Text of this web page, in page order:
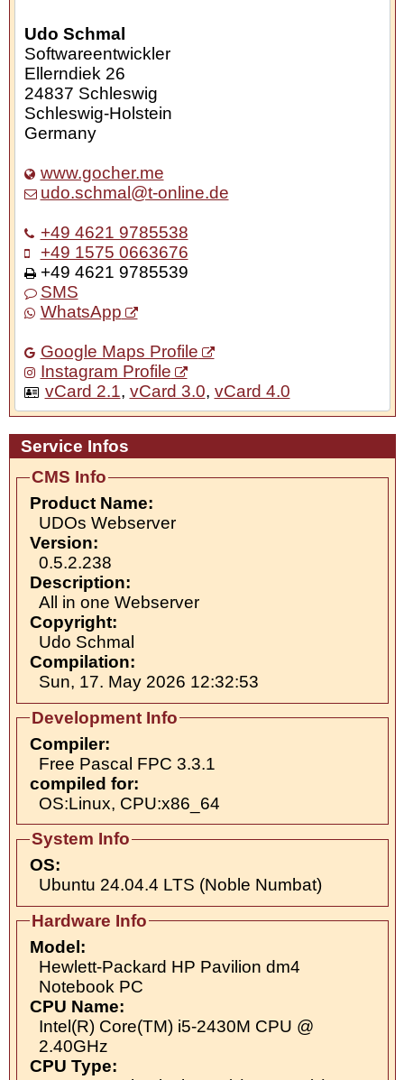
Udo Schmal
Softwareentwickler
Ellerndiek 26
24837 Schleswig
Schleswig-Holstein
Germany
www.gocher.me
udo.schmal@t-online.de
+49 4621 9785538
+49 1575 0663676
+49 4621 9785539
SMS
WhatsApp
Google Maps Profile
Instagram Profile
vCard 2.1, vCard 3.0, vCard 4.0
Service Infos
CMS Info
Product Name:
UDOs Webserver
Version:
0.5.2.238
Description:
All in one Webserver
Copyright:
Udo Schmal
Compilation:
Sun, 17. May 2026 12:32:53
Development Info
Compiler:
Free Pascal FPC 3.3.1
compiled for:
OS:Linux, CPU:x86_64
System Info
OS:
Ubuntu 24.04.4 LTS (Noble Numbat)
Hardware Info
Model:
Hewlett-Packard HP Pavilion dm4
Notebook PC
CPU Name:
Intel(R) Core(TM) i5-2430M CPU @
2.40GHz
CPU Type: